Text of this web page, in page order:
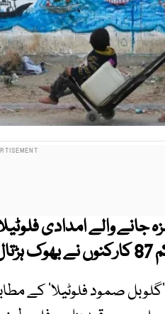
والے امدادی
صمود فلوٹیلا‘ کے